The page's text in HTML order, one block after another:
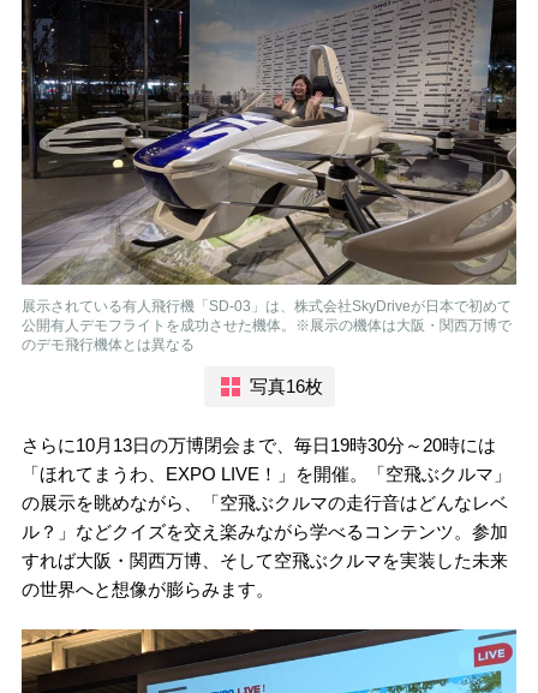
展示されている有人飛行機「SD-03」は、株式会社SkyDriveが日本で初めて
公開有人デモフライトを成功させた機体。※展示の機体は大阪・関西万博で
のデモ飛行機体とは異なる
写真16枚
さらに10月13日の万博閉会まで、毎日19時30分～20時には
「ほれてまうわ、EXPO LIVE！」を開催。「空飛ぶクルマ」
の展示を眺めながら、「空飛ぶクルマの走行音はどんなレベ
ル？」などクイズを交え楽みながら学べるコンテンツ。参加
すれば大阪・関西万博、そして空飛ぶクルマを実装した未来
の世界へと想像が膨らみます。